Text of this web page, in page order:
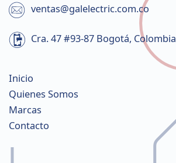
ventas@galelectric.com.co
Cra. 47 #93-87 Bogotá, Colombia
Inicio
Quienes Somos
Marcas
Contacto